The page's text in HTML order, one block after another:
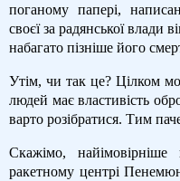
поганому папері,
своєї за радянської влади
набагато пізніше його
Утім, чи так це? Цілком
людей має властивість
варто розібратися. Тим
Скажімо,
ракетному центрі